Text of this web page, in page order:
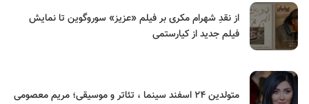
از نقدِ شهرام مکری بر فیلم «عزیز» سوروگوین تا نمایش
فیلم جدید از کیارستمی
متولدین ۲۴ اسفند سینما ، تئاتر و موسیقی؛ مریم معصومی